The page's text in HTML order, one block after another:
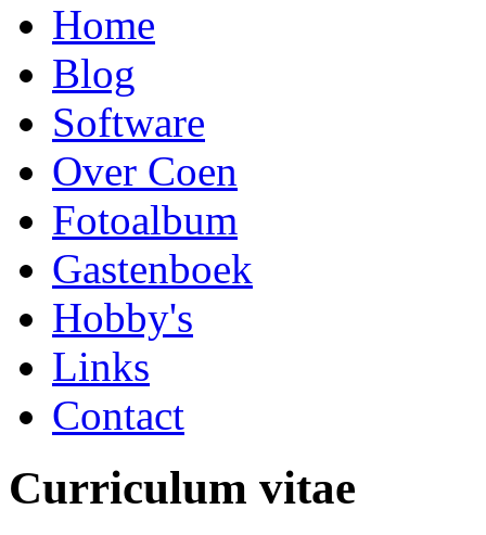
Home
Blog
Software
Over Coen
Fotoalbum
Gastenboek
Hobby's
Links
Contact
Curriculum vitae